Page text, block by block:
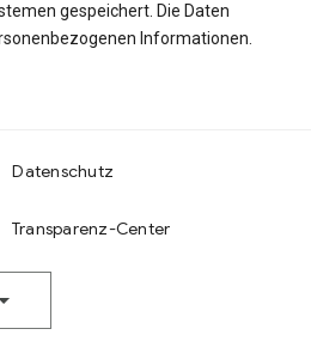
gespeichert. Die Daten
Informationen.
Datenschutz
Transparenz-Center